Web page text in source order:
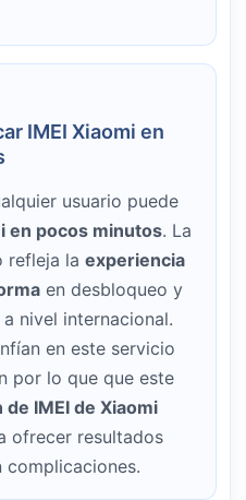
IMEI Xiaomi en
usuario puede
en pocos minutos. La
refleja la experiencia
en desbloqueo y
nivel internacional.
en este servicio
por lo que que este
IMEI de Xiaomi
ofrecer resultados